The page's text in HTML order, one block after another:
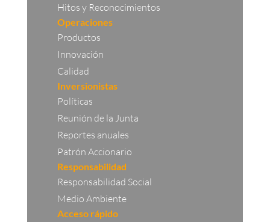
Hitos y Reconocimientos
Operaciones
Productos
Innovación
Calidad
Inversionistas
Políticas
Reunión de la Junta
Reportes anuales
Patrón Accionario
Responsabilidad
Responsabilidad Social
Medio Ambiente
Acceso rápido